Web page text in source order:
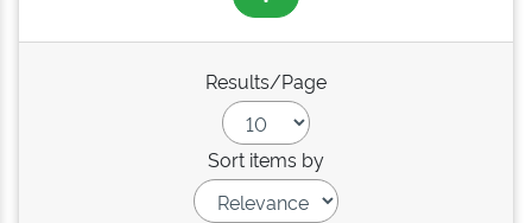
Results/Page
Sort items by